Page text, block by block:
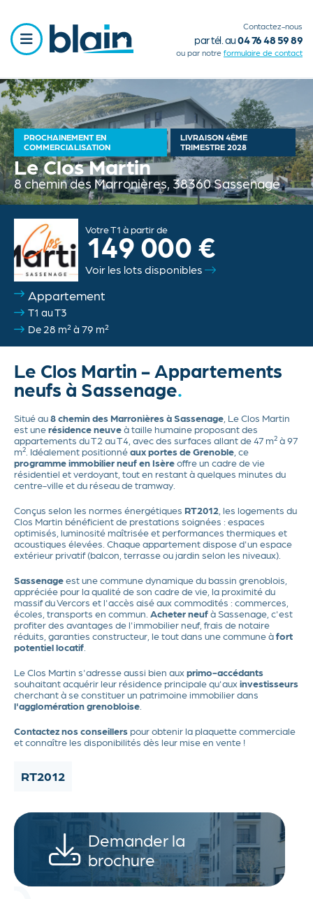
Aller
au
contenu
principalMain
navigation
full
Nos programmes neufs
Transactions immobilières
Locations
Nos services
Notre histoire
Offres du moment
Actualités
Contact
Contactez-nous
par tél. au04 76 48 59 89
ou par notre formulaire de contact
PROCHAINEMENT EN
COMMERCIALISATION
LIVRAISON 4ÈME
TRIMESTRE 2028
Le Clos Martin
8 chemin des Marronières, 38360 Sassenage
Votre T1 à partir de
149 000 €
Voir les lots disponibles
Appartement
T1 au T3
De 28 m² à 79 m²
Le Clos Martin - Appartements
neufs à Sassenage
Situé au8 chemin des Marronières à Sassenage , Le Clos Martin
est unerésidence neuveà taille humaine proposant des
appartements du T2 au T4, avec des surfaces allant de 47 m² à 97
m². Idéalement positionnéaux portes de Grenoble , ce
programme immobilier neuf en Isèreoffre un cadre de vie
résidentiel et verdoyant, tout en restant à quelques minutes du
centre-ville et du réseau de tramway.
Conçus selon les normes énergétiques RT2012 , les logements du
Clos Martin bénéficient de prestations soignées : espaces
optimisés, luminosité maîtrisée et performances thermiques et
acoustiques élevées. Chaque appartement dispose d'un espace
extérieur privatif (balcon, terrasse ou jardin selon les niveaux).
Sassenageest une commune dynamique du bassin grenoblois,
appréciée pour la qualité de son cadre de vie, la proximité du
massif du Vercors et l'accès aisé aux commodités : commerces,
écoles, transports en commun. Acheter neufà Sassenage, c'est
profiter des avantages de l'immobilier neuf, frais de notaire
réduits, garanties constructeur, le tout dans une commune àfort
potentiel locatif
Le Clos Martin s'adresse aussi bien auxprimo-accédants
souhaitant acquérir leur résidence principale qu'auxinvestisseurs
cherchant à se constituer un patrimoine immobilier dans
l'agglomération grenobloise
Contactez nos conseillers pour obtenir la plaquette commerciale
et connaître les disponibilités dès leur mise en vente !
RT2012
Demander la
brochure